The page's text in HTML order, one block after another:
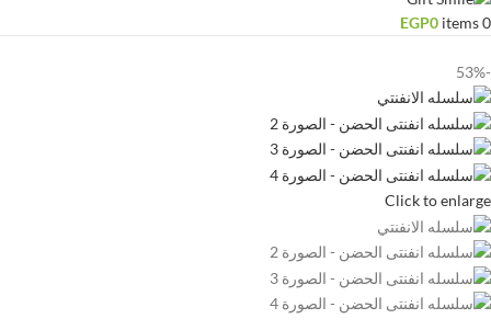
0
items
EGP0
-53%
Click to enlarge